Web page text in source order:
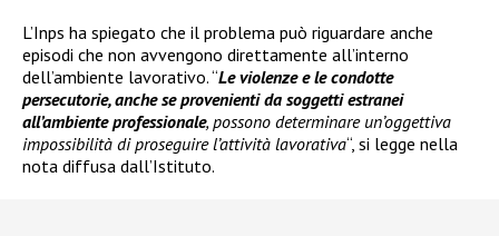
L’Inps ha spiegato che il problema può riguardare anche
episodi che non avvengono direttamente all’interno
dell’ambiente lavorativo. “Le violenze e le condotte
persecutorie, anche se provenienti da soggetti estranei
all’ambiente professionale, possono determinare un’oggettiva
impossibilità di proseguire l’attività lavorativa“, si legge nella
nota diffusa dall’Istituto.